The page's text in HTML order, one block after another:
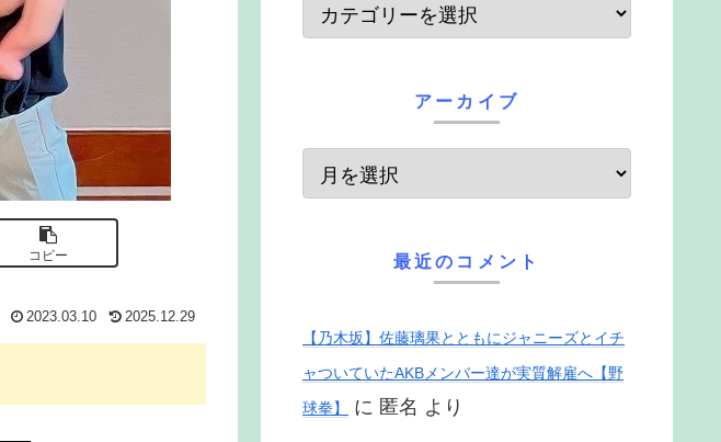
コピー
2023.03.10 2025.12.29
アーカイブ
最近のコメント
【乃木坂】佐藤璃果とともにジャニーズとイチ
ャついていたAKBメンバー達が実質解雇へ【野
球拳】
に 匿名 より